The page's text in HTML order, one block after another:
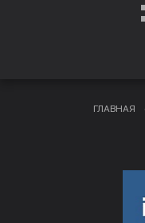
ГЛАВНАЯ